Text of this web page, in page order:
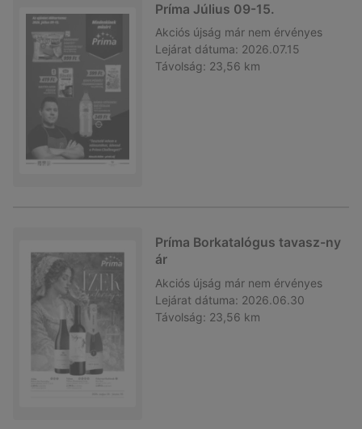
Príma Július 09-15.
Akciós újság már nem érvényes
Lejárat dátuma: 2026.07.15
Távolság: 23,56 km
Príma Borkatalógus tavasz-ny
ár
Akciós újság már nem érvényes
Lejárat dátuma: 2026.06.30
Távolság: 23,56 km